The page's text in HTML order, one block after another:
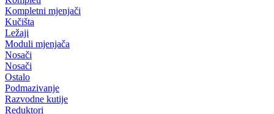
Kompletni mjenjači
Kučišta
Ležaji
Moduli mjenjača
Nosači
Nosači
Ostalo
Podmazivanje
Razvodne kutije
Reduktori